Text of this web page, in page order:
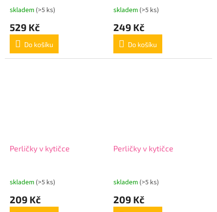
skladem (>5 ks)
529 Kč
Do košíku
skladem (>5 ks)
249 Kč
Do košíku
Perličky v kytičce
skladem (>5 ks)
209 Kč
Perličky v kytičce
skladem (>5 ks)
209 Kč